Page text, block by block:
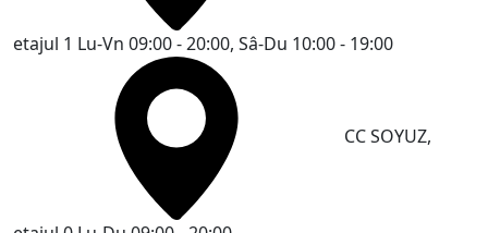
etajul 1 Lu-Vn 09:00 - 20:00, Sâ-Du 10:00 - 19:00
CC SOYUZ,